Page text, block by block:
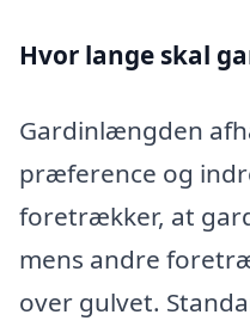
Hvor lange skal
Gardinlængden
præference og
foretrækker, at
mens andre
over gulvet.